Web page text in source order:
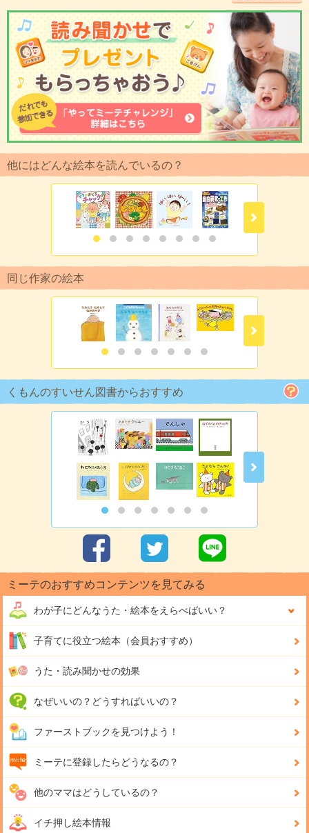
他にはどんな絵本を読んでいるの？
同じ作家の絵本
くもんのすいせん図書からおすすめ
ミーテのおすすめコンテンツを見てみる
わが子にどんなうた・絵本をえらべばいい？
子育てに役立つ絵本（会員おすすめ）
うた・読み聞かせの効果
なぜいいの？どうすればいいの？
ファーストブックを見つけよう！
ミーテに登録したらどうなるの？
他のママはどうしているの？
イチ押し絵本情報